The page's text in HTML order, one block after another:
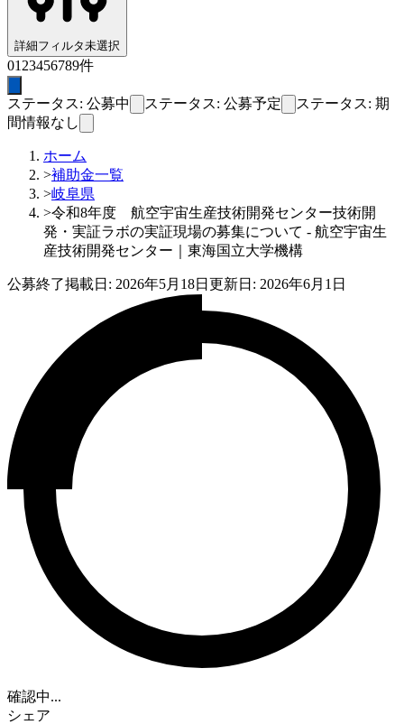
詳細フィルタ未選択
01 23456789件
ステータス: 公募中 ステータス: 公募予定
ステータス: 期
間情報なし
ホーム
>補助金一覧
>岐阜県
>令和8年度 航空宇宙生産技術開発センター技術開
発・実証ラボの実証現場の募集について - 航空宇宙生
産技術開発センター｜東海国立大学機構
公募終了掲載日: 2026年5月18日 更新日: 2026年6月1日
確認中...
シェア